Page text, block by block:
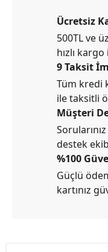
Ücretsiz
500TL ve
hızlı
9 Taksit
Tüm kredi
ile taksitli
Müşteri
destek
%100
Güçlü
kartınız